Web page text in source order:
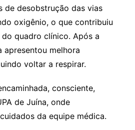
de desobstrução das vias
oxigênio, o que contribuiu
quadro clínico. Após a
apresentou melhora
voltar a respirar.
consciente,
de Juína, onde
da equipe médica.